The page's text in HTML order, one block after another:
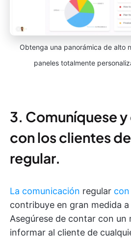
Obtenga una panorámica de alto
paneles totalmente
3. Comuníquese
con los clientes
regular.
La comunicación regular
contribuye en gran medida
Asegúrese de contar con un
informar al cliente de